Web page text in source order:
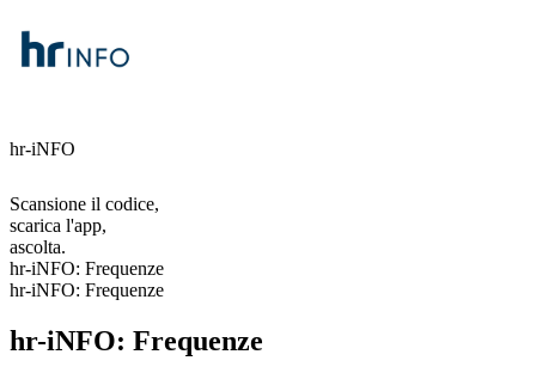
hr-iNFO
Scansione il codice,
scarica l'app,
ascolta.
hr-iNFO: Frequenze
hr-iNFO: Frequenze
hr-iNFO: Frequenze